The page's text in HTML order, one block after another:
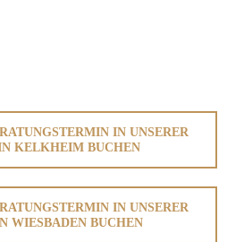
IN UNSERER
KELKHEIM BUCHEN
IN UNSERER
WIESBADEN BUCHEN